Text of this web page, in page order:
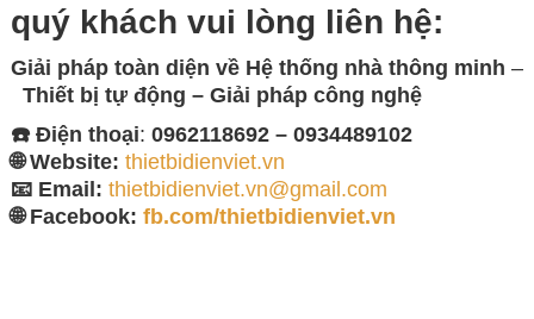
quý khách vui lòng liên hệ:
Giải pháp toàn diện về Hệ thống nhà thông minh –
Thiết bị tự động – Giải pháp công nghệ
☎️ Điện thoại: 0962118692 – 0934489102
🌐 Website: thietbidienviet.vn
📧 Email: thietbidienviet.vn@gmail.com
🌐 Facebook: fb.com/thietbidienviet.vn